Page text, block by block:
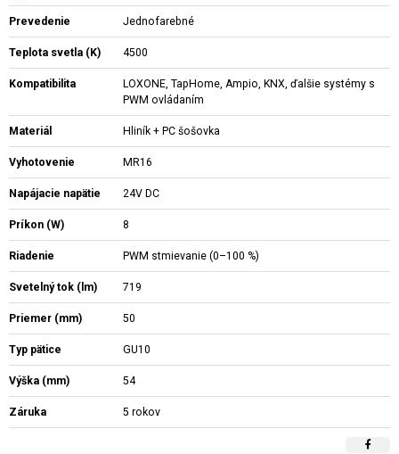
Prevedenie Jednofarebné
Teplota svetla (K) 4500
Kompatibilita
LOXONE, TapHome, Ampio, KNX, ďalšie systémy s
PWM ovládaním
Materiál Hliník + PC šošovka
Vyhotovenie MR16
Napájacie napätie 24V DC
Príkon (W) 8
Riadenie PWM stmievanie (0–100 %)
Svetelný tok (lm) 719
Priemer (mm) 50
Typ pätice GU10
Výška (mm) 54
Záruka 5 rokov